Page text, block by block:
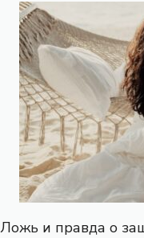
Ложь и правда о